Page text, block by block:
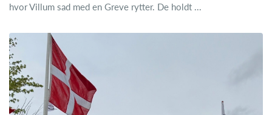
hvor Villum sad med en Greve rytter. De holdt ...